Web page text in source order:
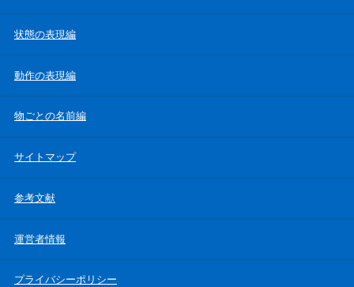
状態の表現編
動作の表現編
物ごとの名前編
サイトマップ
参考文献
運営者情報
プライバシーポリシー